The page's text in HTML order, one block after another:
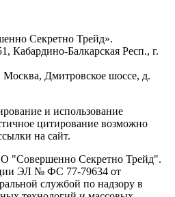
Секретно Трейд».
Кабардино-Балкарская Респ., г.
Москва, Дмитровское шоссе, д.
и использование
цитирование возможно
на сайт.
"Совершенно Секретно Трейд".
ЭЛ № ФС 77-79634 от
службой по надзору в